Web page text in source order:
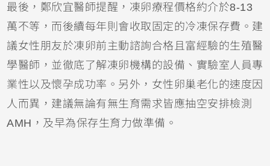
最後，鄭欣宜醫師提醒，凍卵療程價格約介於8-13
萬不等，而後續每年則會收取固定的冷凍保存費。建
議女性朋友於凍卵前主動諮詢合格且富經驗的生殖醫
學醫師，並徹底了解凍卵機構的設備、實驗室人員專
業性以及懷孕成功率。另外，女性卵巢老化的速度因
人而異，建議無論有無生育需求皆應抽空安排檢測
AMH，及早為保存生育力做準備。